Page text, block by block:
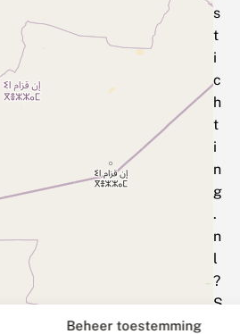
Beheer toestemming
s
t
i
c
h
t
i
n
g
.
n
l
?
S